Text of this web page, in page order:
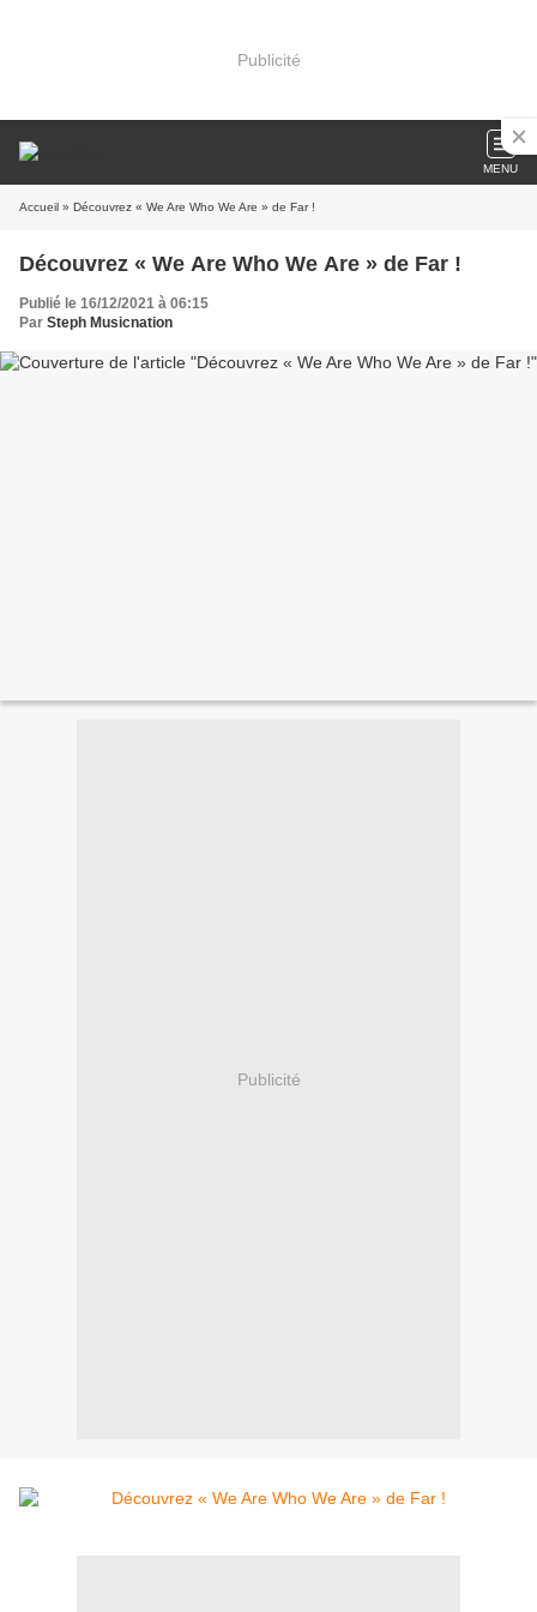
Publicité
MENU
Accueil » Découvrez « We Are Who We Are » de Far !
Découvrez « We Are Who We Are » de Far !
Publié le 16/12/2021 à 06:15
Par Steph Musicnation
Publicité